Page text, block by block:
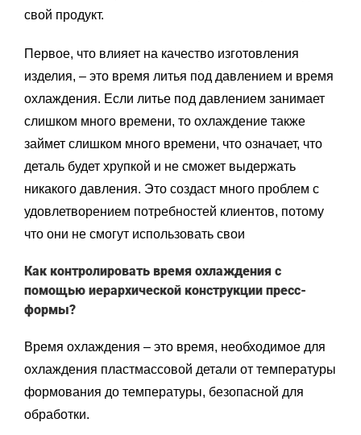
свой продукт.
Первое, что влияет на качество изготовления
изделия, – это время литья под давлением и время
охлаждения. Если литье под давлением занимает
слишком много времени, то охлаждение также
займет слишком много времени, что означает, что
деталь будет хрупкой и не сможет выдержать
никакого давления. Это создаст много проблем с
удовлетворением потребностей клиентов, потому
что они не смогут использовать свои
Как контролировать время охлаждения с
помощью иерархической конструкции пресс-
формы?
Время охлаждения – это время, необходимое для
охлаждения пластмассовой детали от температуры
формования до температуры, безопасной для
обработки.